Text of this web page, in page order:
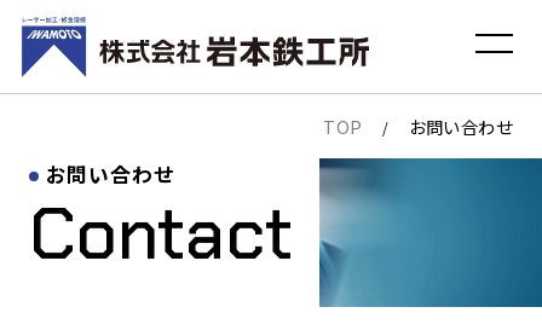
TOP / お問い合わせ
お問い合わせ
Contact